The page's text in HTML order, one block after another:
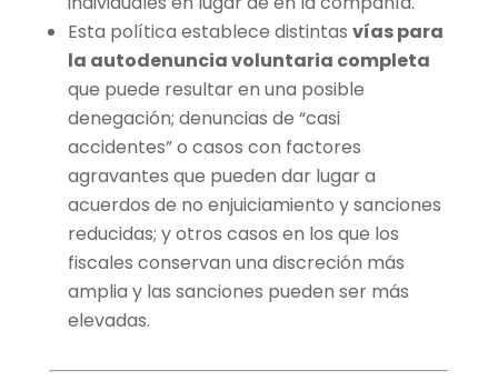
Esta política establece distintas vías para
la autodenuncia voluntaria completa
que puede resultar en una posible
denegación; denuncias de “casi
accidentes” o casos con factores
agravantes que pueden dar lugar a
acuerdos de no enjuiciamiento y sanciones
reducidas; y otros casos en los que los
fiscales conservan una discreción más
amplia y las sanciones pueden ser más
elevadas.